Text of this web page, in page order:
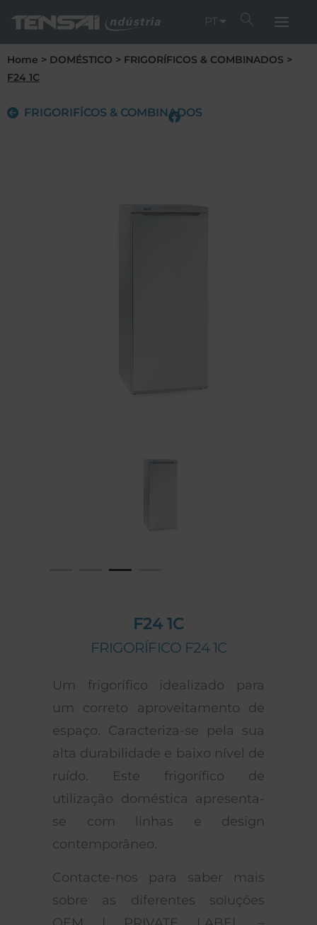
PT
Home > DOMÉSTICO > FRIGORÍFICOS & COMBINADOS >
F24 1C
FRIGORIFÍCOS & COMBINADOS
F24 1C
FRIGORÍFICO F24 1C
Um frigorífico idealizado para
um correto aproveitamento de
espaço. Caracteriza-se pela sua
alta durabilidade e baixo nível de
ruído. Este frigorífico de
utilização doméstica apresenta-
se com linhas e design
contemporâneo.
Contacte-nos para saber mais
sobre as diferentes soluções